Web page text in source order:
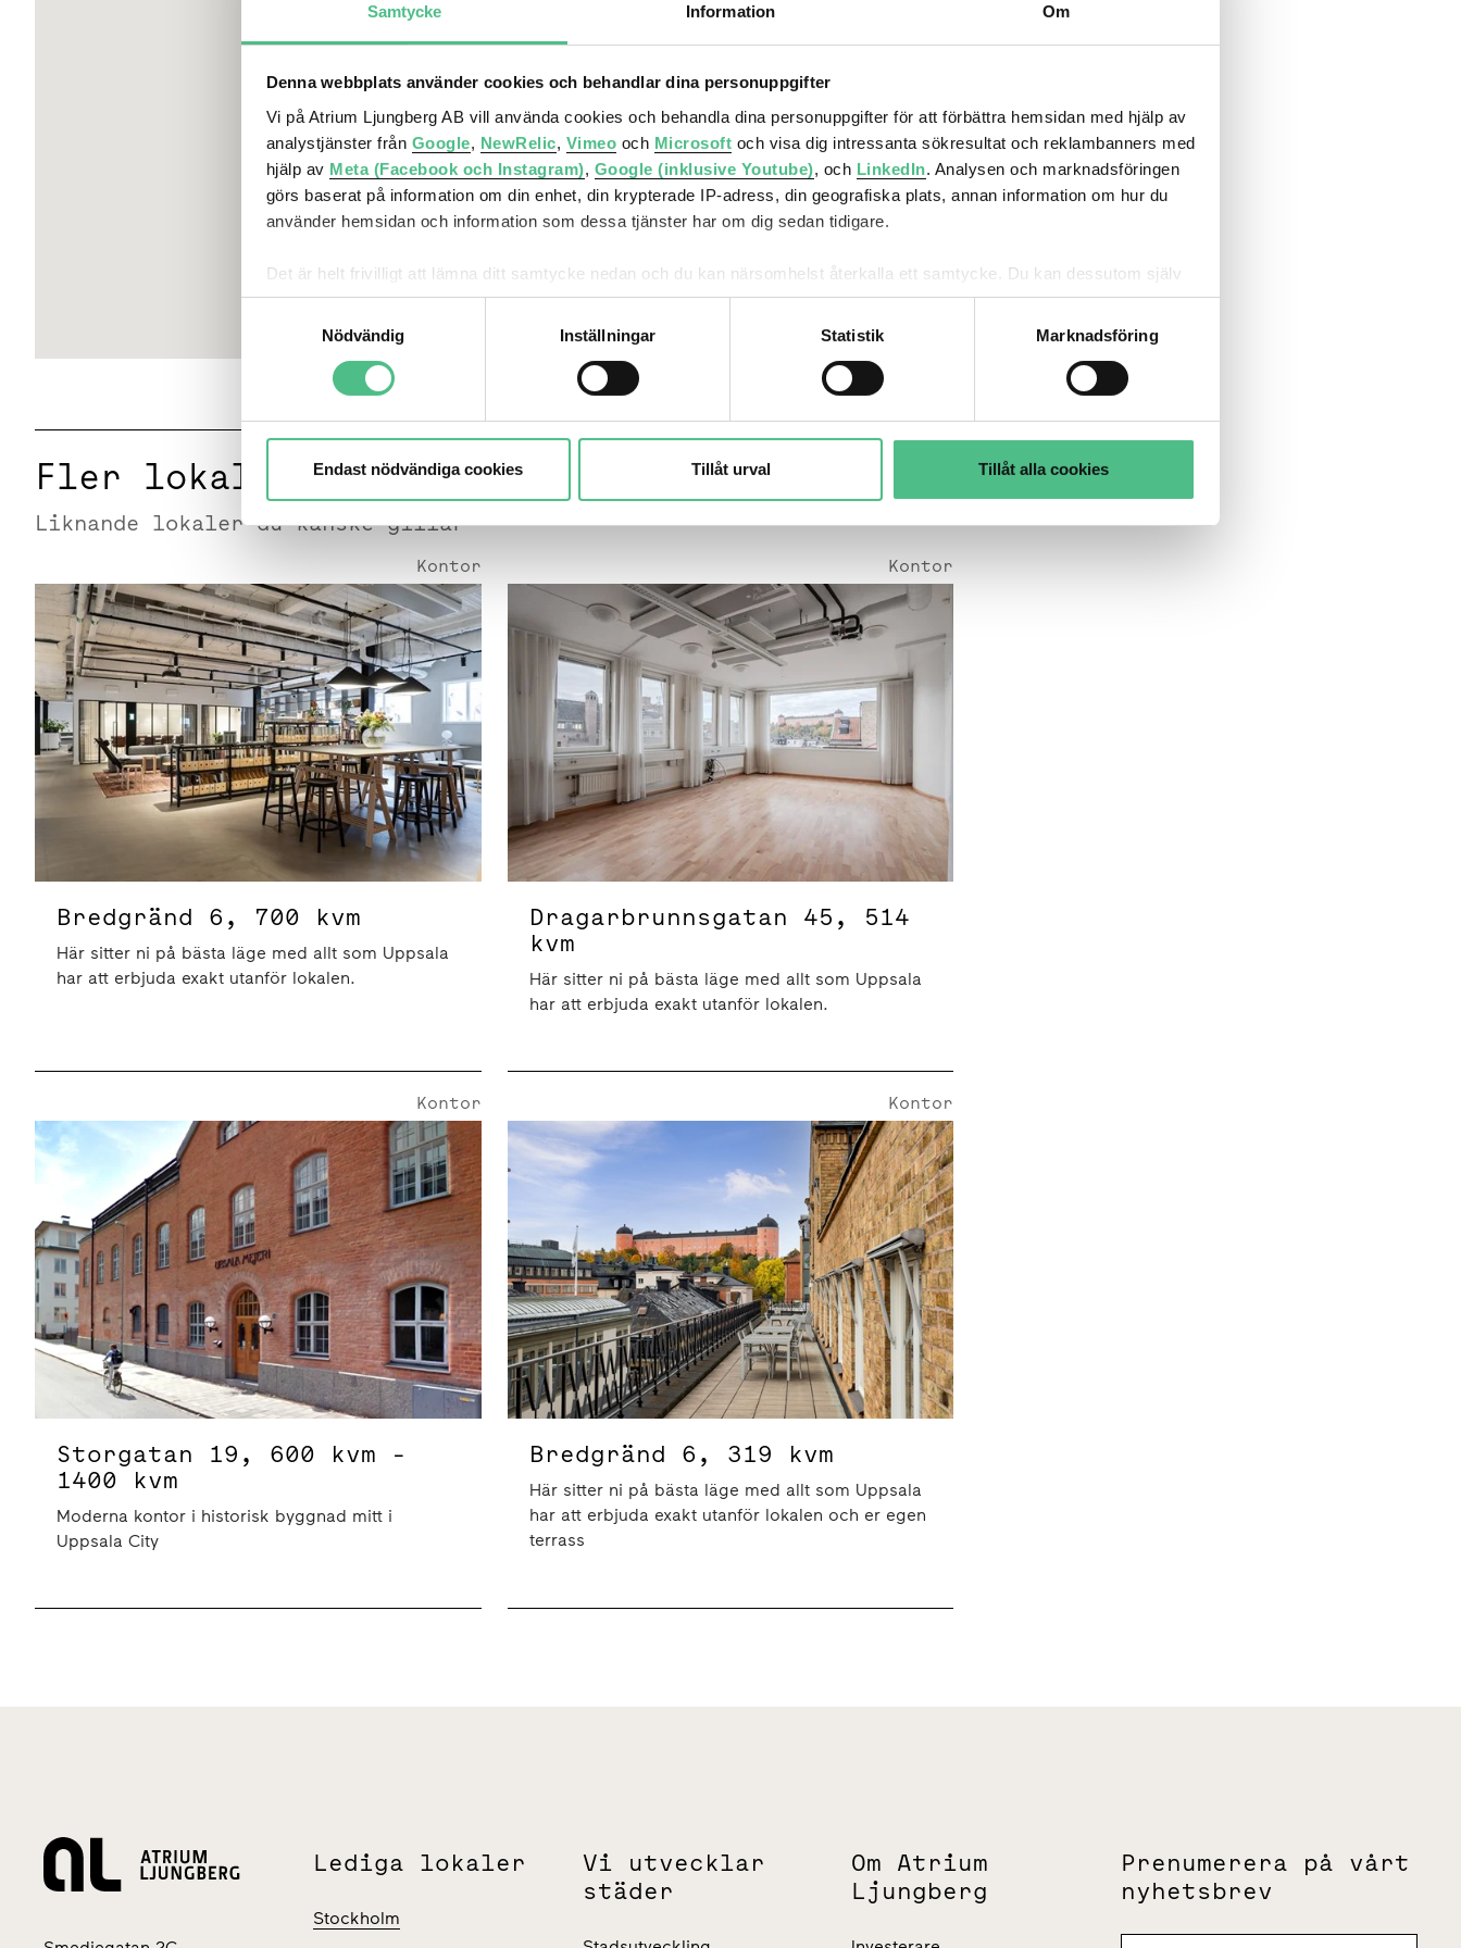
Samtycke Information Om
Denna webbplats använder cookies och behandlar dina personuppgifter
Vi på Atrium Ljungberg AB vill använda cookies och behandla dina personuppgifter för att förbättra hemsidan med hjälp av
analystjänster från Google, NewRelic, Vimeo och Microsoft och visa dig intressanta sökresultat och reklambanners med
hjälp av Meta (Facebook och Instagram), Google (inklusive Youtube), och LinkedIn. Analysen och marknadsföringen
görs baserat på information om din enhet, din krypterade IP-adress, din geografiska plats, annan information om hur du
använder hemsidan och information som dessa tjänster har om dig sedan tidigare.
Det är helt frivilligt att lämna ditt samtycke nedan och du kan närsomhelst återkalla ett samtycke. Du kan dessutom själv
kontrollera vilka cookies vi får använda genom att anpassa inställningarna.
Nödvändig
Inställningar Statistik Marknadsföring
Endast nödvändiga cookies Tillåt urval Tillåt alla cookies
Planlösning
Materialen i lokalen; mörkgrå textilmatta, vita väggar och glasade konferensrum. Taket är vitt med
ljudabsorberande plattor och infälld belysning. Helkaklade toaletter i mörk ton.
Lugnt och tryggt kontor med citys puls utanför dörren. Ett kvarter som lever dygnets alla timmar genom
ny, modern teknik för ventilation och kyla. Atrium Ljungberg har lokalkontor med egen personal som hjälper till
Fler lokaler
Liknande lokaler du kanske gillar
Bredgränd 6 | 700 Kvm
Kontor
Bredgränd 6, 700 kvm
Här sitter ni på bästa läge med allt som Uppsala
har att erbjuda exakt utanför lokalen.
Dragarbrunnsgatan 45 | 514 Kvm
Kontor
Dragarbrunnsgatan 45, 514
kvm
Här sitter ni på bästa läge med allt som Uppsala
har att erbjuda exakt utanför lokalen.
Storgatan 19 | 1400 Kvm
Kontor
Storgatan 19, 600 kvm -
1400 kvm
Moderna kontor i historisk byggnad mitt i
Uppsala City
Bredgränd 6 | 319 Kvm
Kontor
Bredgränd 6, 319 kvm
Här sitter ni på bästa läge med allt som Uppsala
har att erbjuda exakt utanför lokalen och er egen
terrass
Lediga lokaler
Stockholm
Vi utvecklar
städer
Om Atrium
Ljungberg
Prenumerera på vårt
nyhetsbrev